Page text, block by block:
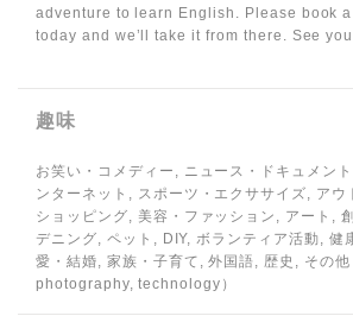
adventure to learn English. Please book
today and we’ll take it from there. See
趣味
お笑い・コメディー, ニュース・ドキュメン
ンターネット, スポーツ・エクササイズ, ア
ショッピング, 美容・ファッション, アート,
デニング, ペット, DIY, ボランティア活動, 健
愛・結婚, 家族・子育て, 外国語, 歴史, その
photography, technology）